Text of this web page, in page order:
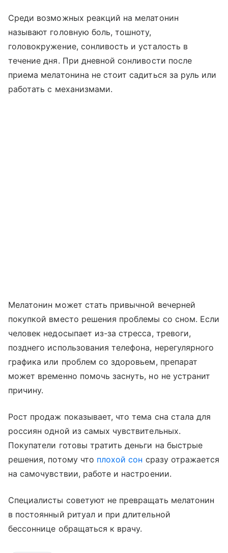
Среди возможных реакций на мелатонин
называют головную боль, тошноту,
головокружение, сонливость и усталость в
течение дня. При дневной сонливости после
приема мелатонина не стоит садиться за руль или
работать с механизмами.
Мелатонин может стать привычной вечерней
покупкой вместо решения проблемы со сном. Если
человек недосыпает из-за стресса, тревоги,
позднего использования телефона, нерегулярного
графика или проблем со здоровьем, препарат
может временно помочь заснуть, но не устранит
причину.
Рост продаж показывает, что тема сна стала для
россиян одной из самых чувствительных.
Покупатели готовы тратить деньги на быстрые
решения, потому что плохой сон сразу отражается
на самочувствии, работе и настроении.
Специалисты советуют не превращать мелатонин
в постоянный ритуал и при длительной
бессоннице обращаться к врачу.